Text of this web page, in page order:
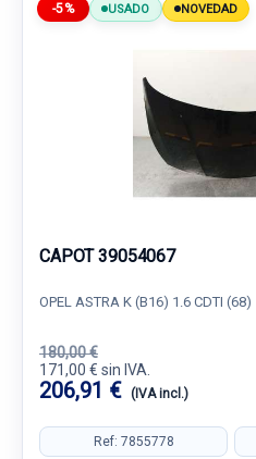
-5% USADO NOVEDAD
CAPOT 39054067
OPEL ASTRA K (B16) 1.6 CDTI (68)
180,00 €
171,00 € sin IVA.
206,91 € (IVA incl.)
Ref: 7855778